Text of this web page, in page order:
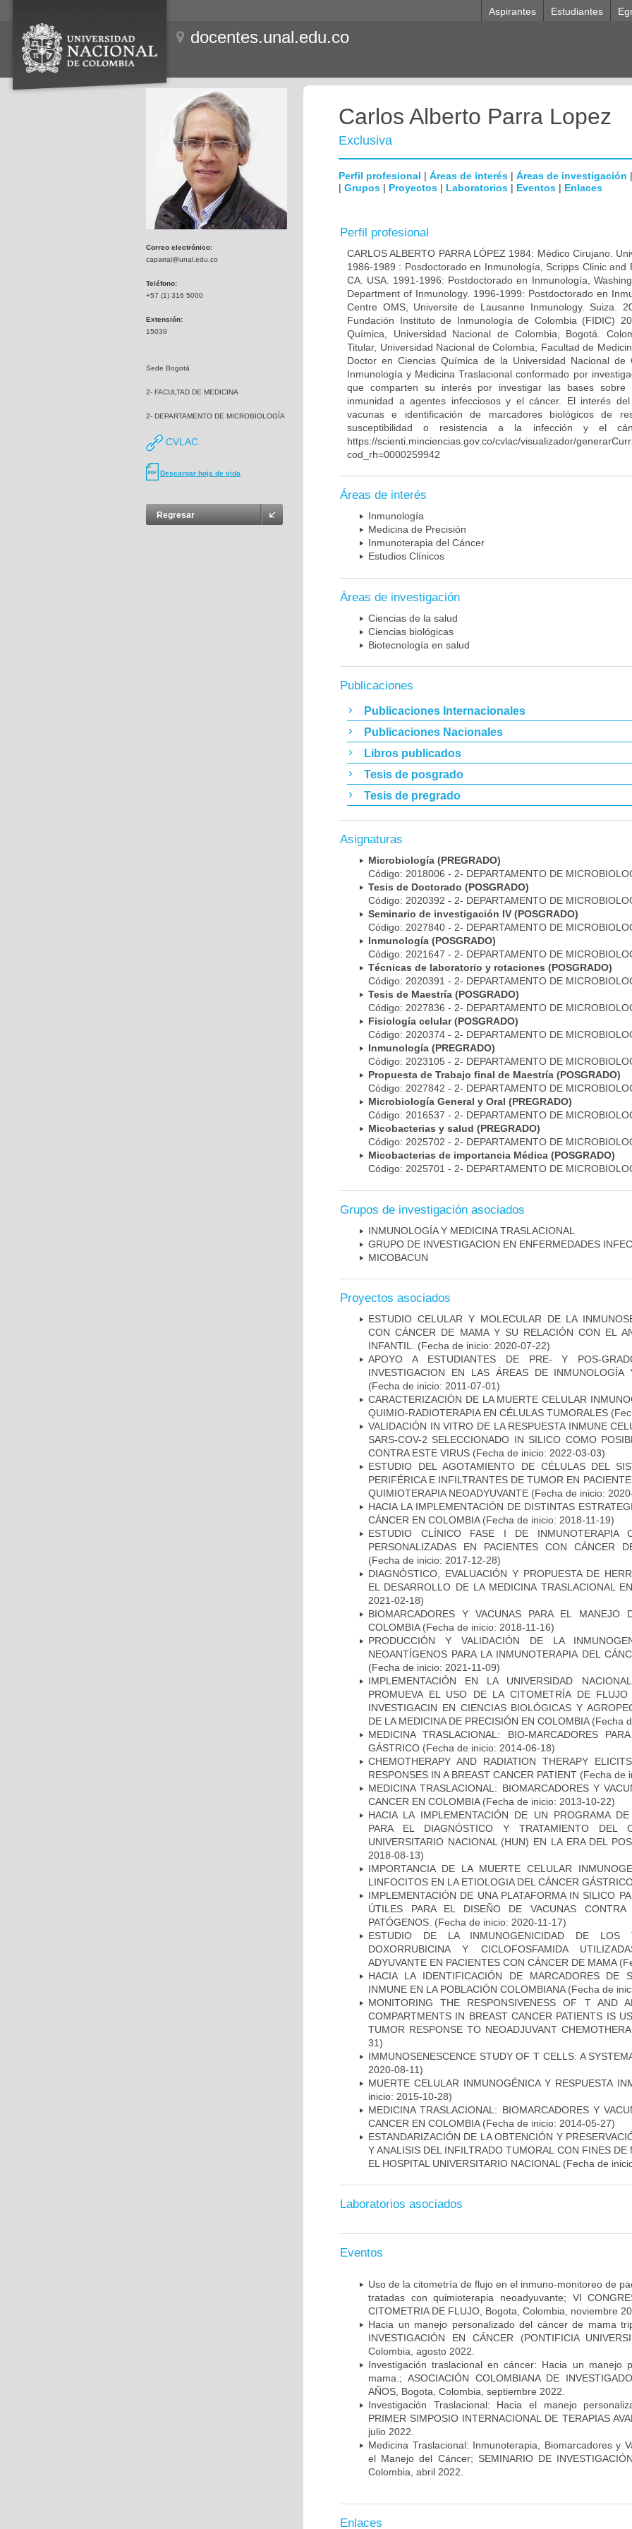
Aspirantes Estudiantes
docentes.unal.edu.co
Correo electrónico:
caparral@unal.edu.co
Teléfono:
+57 (1) 316 5000
Extensión:
15039
Sede Bogotá
2- FACULTAD DE MEDICINA
2- DEPARTAMENTO DE MICROBIOLOGÍA
CVLAC
Descargar hoja de vida
Regresar
Carlos Alberto Parra Lopez
Exclusiva
Perfil profesional | Áreas de interés | Áreas de investigación |
| Grupos | Proyectos | Laboratorios | Eventos | Enlaces
Perfil profesional
CARLOS ALBERTO PARRA LÓPEZ 1984: Médico Cirujano.
1986-1989 : Posdoctorado en Inmunología, Scripps Clinic and
CA. USA. 1991-1996: Postdoctorado en Inmunología,
Department of Inmunology. 1996-1999: Postdoctorado en
Centre OMS, Universite de Lausanne Inmunology. Suiza.
Fundación Instituto de Inmunología de Colombia (FIDIC)
Química, Universidad Nacional de Colombia, Bogotá.
Titular, Universidad Nacional de Colombia, Facultad de
Doctor en Ciencias Química de la Universidad Nacional
Inmunología y Medicina Traslacional conformado por
que comparten su interés por investigar las bases sobre
inmunidad a agentes infecciosos y el cáncer. El interés
vacunas e identificación de marcadores biológicos de
susceptibilidad o resistencia a la infección y el
https://scienti.minciencias.gov.co/cvlac/visualizador/
cod_rh=0000259942
Áreas de interés
Inmunología
Medicina de Precisión
Inmunoterapia del Cáncer
Estudios Clínicos
Áreas de investigación
Ciencias de la salud
Ciencias biológicas
Biotecnología en salud
Publicaciones
Publicaciones Internacionales
Publicaciones Nacionales
Libros publicados
Tesis de posgrado
Tesis de pregrado
Asignaturas
Microbiología (PREGRADO)
Código: 2018006 - 2- DEPARTAMENTO DE
Tesis de Doctorado (POSGRADO)
Código: 2020392 - 2- DEPARTAMENTO DE
Seminario de investigación IV (POSGRADO)
Código: 2027840 - 2- DEPARTAMENTO DE
Inmunología (POSGRADO)
Código: 2021647 - 2- DEPARTAMENTO DE
Técnicas de laboratorio y rotaciones (POSGRADO)
Código: 2020391 - 2- DEPARTAMENTO DE
Tesis de Maestría (POSGRADO)
Código: 2027836 - 2- DEPARTAMENTO DE
Fisiología celular (POSGRADO)
Código: 2020374 - 2- DEPARTAMENTO DE
Inmunología (PREGRADO)
Código: 2023105 - 2- DEPARTAMENTO DE
Propuesta de Trabajo final de Maestría (POSGRADO)
Código: 2027842 - 2- DEPARTAMENTO DE
Microbiología General y Oral (PREGRADO)
Código: 2016537 - 2- DEPARTAMENTO DE
Micobacterias y salud (PREGRADO)
Código: 2025702 - 2- DEPARTAMENTO DE
Micobacterias de importancia Médica (POSGRADO)
Código: 2025701 - 2- DEPARTAMENTO DE
Grupos de investigación asociados
INMUNOLOGÍA Y MEDICINA TRASLACIONAL
GRUPO DE INVESTIGACION EN ENFERMEDADES
MICOBAC­UN
Proyectos asociados
ESTUDIO CELULAR Y MOLECULAR DE LA
CON CÁNCER DE MAMA Y SU RELACIÓN CON EL
INFANTIL.
(Fecha de inicio: 2020-07-22)
APOYO A ESTUDIANTES DE PRE- Y POS-
INVESTIGACION EN LAS ÁREAS DE INMUNOLOGÍA
(Fecha de inicio: 2011-07-01)
CARACTERIZACIÓN DE LA MUERTE CELULAR
QUIMIO-RADIOTERAPIA EN CÉLULAS TUMORALES
VALIDACIÓN IN VITRO DE LA RESPUESTA INMUNE
SARS-COV-2 SELECCIONADO IN SILICO COMO
CONTRA ESTE VIRUS (Fecha de inicio: 2022-03-03)
ESTUDIO DEL AGOTAMIENTO DE CÉLULAS DEL
PERIFÉRICA E INFILTRANTES DE TUMOR EN
QUIMIOTERAPIA NEOADYUVANTE (Fecha de inicio:
HACIA LA IMPLEMENTACIÓN DE DISTINTAS
CÁNCER EN COLOMBIA(Fecha de inicio: 2018-11-19)
ESTUDIO CLÍNICO FASE I DE INMUNOTERAPIA
PERSONALIZADAS EN PACIENTES CON CÁNCER
(Fecha de inicio: 2017-12-28)
DIAGNÓSTICO, EVALUACIÓN Y PROPUESTA DE
EL DESARROLLO DE LA MEDICINA TRASLACIONAL
2021-02-18)
BIOMARCADORES Y VACUNAS PARA EL MANEJO
COLOMBIA(Fecha de inicio: 2018-11-16)
PRODUCCIÓN Y VALIDACIÓN DE LA
NEOANTÍGENOS PARA LA INMUNOTERAPIA DEL
(Fecha de inicio: 2021-11-09)
IMPLEMENTACIÓN EN LA UNIVERSIDAD
PROMUEVA EL USO DE LA CITOMETRÍA DE FLUJO
INVESTIGACIN EN CIENCIAS BIOLÓGICAS Y
DE LA MEDICINA DE PRECISIÓN EN COLOMBIA(Fecha
MEDICINA TRASLACIONAL: BIO-MARCADORES
GÁSTRICO (Fecha de inicio: 2014-06-18)
CHEMOTHERAPY AND RADIATION THERAPY
RESPONSES IN A BREAST CANCER PATIENT (Fecha de
MEDICINA TRASLACIONAL: BIOMARCADORES Y
CANCER EN COLOMBIA(Fecha de inicio: 2013-10-22)
HACIA LA IMPLEMENTACIÓN DE UN PROGRAMA
PARA EL DIAGNÓSTICO Y TRATAMIENTO DEL
UNIVERSITARIO NACIONAL (HUN) EN LA ERA DEL
2018-08-13)
IMPORTANCIA DE LA MUERTE CELULAR
LINFOCITOS EN LA ETIOLOGIA DEL CÁNCER
IMPLEMENTACIÓN DE UNA PLATAFORMA IN SILICO
ÚTILES PARA EL DISEÑO DE VACUNAS
PATÓGENOS. (Fecha de inicio: 2020-11-17)
ESTUDIO DE LA INMUNOGENICIDAD DE LOS
DOXORRUBICINA Y CICLOFOSFAMIDA
ADYUVANTE EN PACIENTES CON CÁNCER DE MAMA
HACIA LA IDENTIFICACIÓN DE MARCADORES DE
INMUNE EN LA POBLACIÓN COLOMBIANA(Fecha de
MONITORING THE RESPONSIVENESS OF T AND
COMPARTMENTS IN BREAST CANCER PATIENTS IS
TUMOR RESPONSE TO NEOADJUVANT
31)
IMMUNOSENESCENCE STUDY OF T CELLS: A
2020-08-11)
MUERTE CELULAR INMUNOGÉNICA Y RESPUESTA
inicio: 2015-10-28)
MEDICINA TRASLACIONAL: BIOMARCADORES Y
CANCER EN COLOMBIA(Fecha de inicio: 2014-05-27)
ESTANDARIZACIÓN DE LA OBTENCIÓN Y
Y ANALISIS DEL INFILTRADO TUMORAL CON FINES DE
EL HOSPITAL UNIVERSITARIO NACIONAL (Fecha de
Laboratorios asociados
Eventos
Uso de la citometría de flujo en el inmuno-monitoreo de
tratadas con quimioterapia neoadyuvante; VI
CITOMETRIA DE FLUJO, Bogota, Colombia, noviembre
Hacia un manejo personalizado del cáncer de mama
INVESTIGACIÓN EN CÁNCER (PONTIFICIA
Colombia, agosto 2022.
Investigación traslacional en cáncer: Hacia un manejo
mama.; ASOCIACIÓN COLOMBIANA DE
AÑOS, Bogota, Colombia, septiembre 2022.
Investigación Traslacional: Hacia el manejo
PRIMER SIMPOSIO INTERNACIONAL DE TERAPIAS
julio 2022.
Medicina Traslacional: Inmunoterapia, Biomarcadores y
el Manejo del Cáncer; SEMINARIO DE
Colombia, abril 2022.
Enlaces